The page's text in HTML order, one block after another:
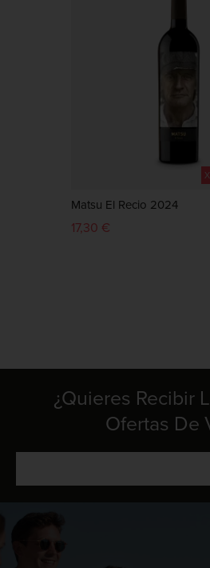
Matsu El Recio 2024
17,30 €
¿Quieres Recibir
Ofertas De